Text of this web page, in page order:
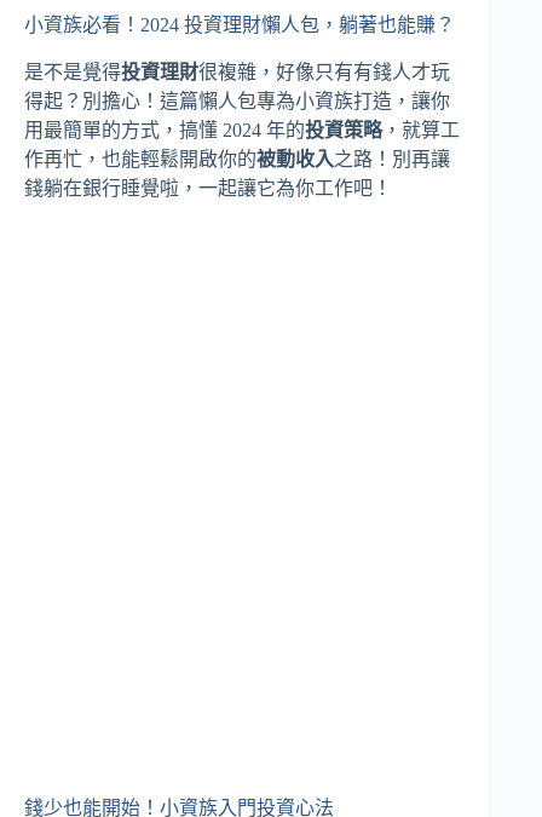
小資族必看！2024 投資理財懶人包，躺著也能賺？
是不是覺得投資理財很複雜，好像只有有錢人才玩
得起？別擔心！這篇懶人包專為小資族打造，讓你
用最簡單的方式，搞懂 2024 年的投資策略，就算工
作再忙，也能輕鬆開啟你的被動收入之路！別再讓
錢躺在銀行睡覺啦，一起讓它為你工作吧！
錢少也能開始！小資族入門投資心法